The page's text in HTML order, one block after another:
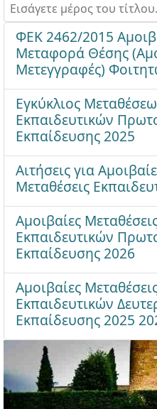
ΦΕΚ 2462/2015
Μεταφορά Θέσης
Μετεγγραφές)
Εγκύκλιος
Εκπαιδευτικών
Εκπαίδευσης 2025
Αιτήσεις για
Μεταθέσεις
Αμοιβαίες
Εκπαιδευτικών
Εκπαίδευσης 2026
Αμοιβαίες
Εκπαιδευτικών
Εκπαίδευσης 2025